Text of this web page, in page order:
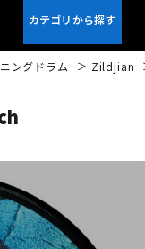
ウクレレ
ングドラム Zildjian